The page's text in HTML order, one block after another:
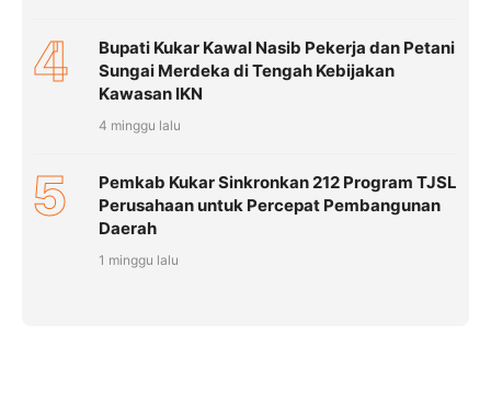
4
Bupati Kukar Kawal Nasib Pekerja dan Petani
Sungai Merdeka di Tengah Kebijakan
Kawasan IKN
4 minggu lalu
5
Pemkab Kukar Sinkronkan 212 Program TJSL
Perusahaan untuk Percepat Pembangunan
Daerah
1 minggu lalu